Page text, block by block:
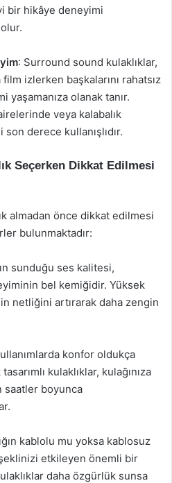
bir hikâye deneyimi
: Surround sound kulaklıklar,
izlerken başkalarını rahatsız
yaşamanıza olanak tanır.
veya kalabalık
derece kullanışlıdır.
Seçerken Dikkat Edilmesi
almadan önce dikkat edilmesi
bulunmaktadır:
sunduğu ses kalitesi,
bel kemiğidir. Yüksek
netliğini artırarak daha zengin
konfor oldukça
kulaklıklar, kulağınıza
saatler boyunca
kablolu mu yoksa kablosuz
etkileyen önemli bir
daha özgürlük sunsa